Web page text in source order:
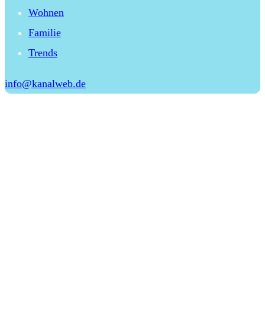
Wohnen
Familie
Trends
info@kanalweb.de